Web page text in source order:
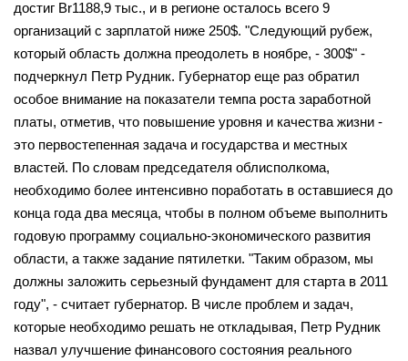
достиг Вr1188,9 тыс., и в регионе осталось всего 9
организаций с зарплатой ниже 250$. "Следующий рубеж,
который область должна преодолеть в ноябре, - 300$" -
подчеркнул Петр Рудник. Губернатор еще раз обратил
особое внимание на показатели темпа роста заработной
платы, отметив, что повышение уровня и качества жизни -
это первостепенная задача и государства и местных
властей. По словам председателя облисполкома,
необходимо более интенсивно поработать в оставшиеся до
конца года два месяца, чтобы в полном объеме выполнить
годовую программу социально-экономического развития
области, а также задание пятилетки. "Таким образом, мы
должны заложить серьезный фундамент для старта в 2011
году", - считает губернатор. В числе проблем и задач,
которые необходимо решать не откладывая, Петр Рудник
назвал улучшение финансового состояния реального